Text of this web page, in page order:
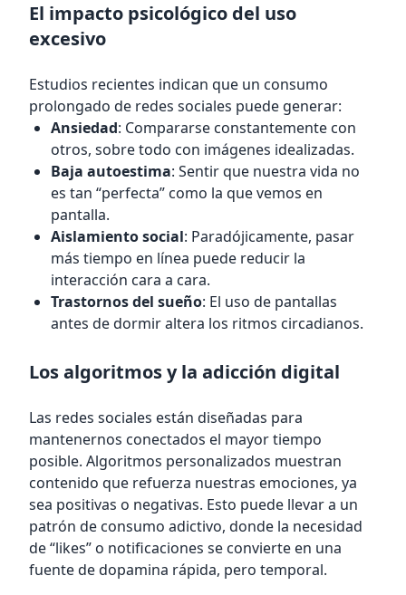
El impacto psicológico del uso
excesivo
Estudios recientes indican que un consumo
prolongado de redes sociales puede generar:
Ansiedad: Compararse constantemente con
otros, sobre todo con imágenes idealizadas.
Baja autoestima: Sentir que nuestra vida no
es tan “perfecta” como la que vemos en
pantalla.
Aislamiento social: Paradójicamente, pasar
más tiempo en línea puede reducir la
interacción cara a cara.
Trastornos del sueño: El uso de pantallas
antes de dormir altera los ritmos circadianos.
Los algoritmos y la adicción digital
Las redes sociales están diseñadas para
mantenernos conectados el mayor tiempo
posible. Algoritmos personalizados muestran
contenido que refuerza nuestras emociones, ya
sea positivas o negativas. Esto puede llevar a un
patrón de consumo adictivo, donde la necesidad
de “likes” o notificaciones se convierte en una
fuente de dopamina rápida, pero temporal.